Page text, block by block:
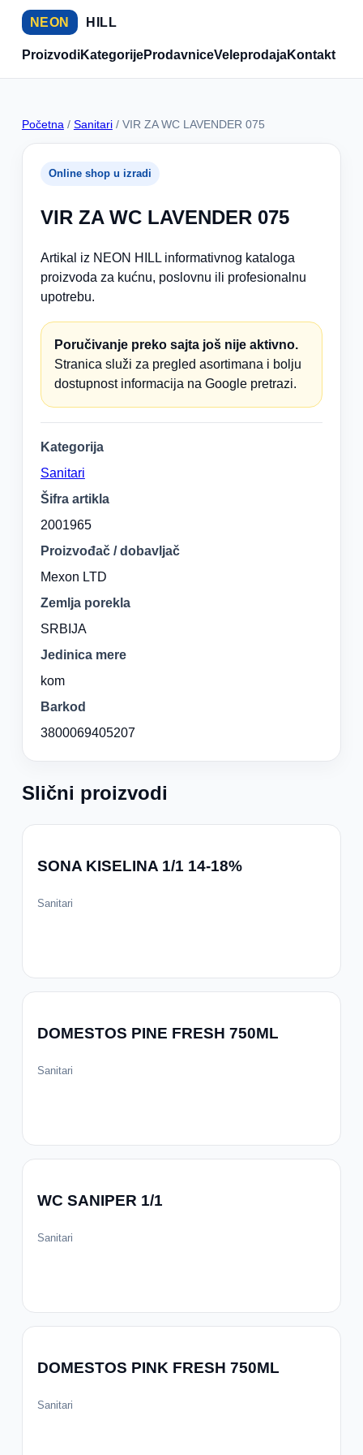
NEON HILL
ProizvodiKategorijeProdavniceVeleprodajaKontakt
Početna / Sanitari/ VIR ZA WC LAVENDER 075
Online shop u izradi
VIR ZA WC LAVENDER 075
Artikal iz NEON HILL informativnog kataloga
proizvoda za kućnu, poslovnu ili profesionalnu
upotrebu.
Poručivanje preko sajta još nije aktivno.
Stranica služi za pregled asortimana i bolju
dostupnost informacija na Google pretrazi.
Kategorija
Sanitari
Šifra artikla
2001965
Proizvođač / dobavljač
Mexon LTD
Zemlja porekla
SRBIJA
Jedinica mere
kom
Barkod
3800069405207
Slični proizvodi
SONA KISELINA 1/1 14-18%
Sanitari
DOMESTOS PINE FRESH 750ML
Sanitari
WC SANIPER 1/1
Sanitari
DOMESTOS PINK FRESH 750ML
Sanitari